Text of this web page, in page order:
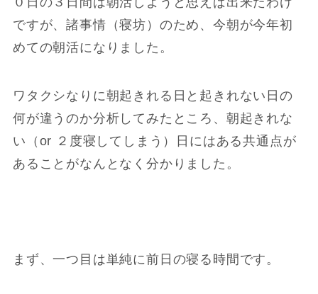
ですが、諸事情（寝坊）のため、今朝が今年初
めての朝活になりました。
ワタクシなりに朝起きれる日と起きれない日の
何が違うのか分析してみたところ、朝起きれな
い（or ２度寝してしまう）日にはある共通点が
あることがなんとなく分かりました。
まず、一つ目は単純に前日の寝る時間です。